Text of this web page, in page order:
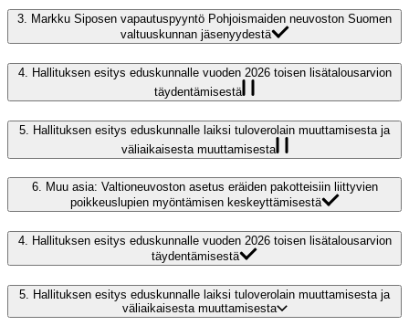
3. Markku Siposen vapautuspyyntö Pohjoismaiden neuvoston Suomen
valtuuskunnan jäsenyydestä
4.
Hallituksen esitys eduskunnalle vuoden 2026 toisen lisätalousarvion
täydentämisestä
5. Hallituksen esitys eduskunnalle laiksi tuloverolain muuttamisesta ja
väliaikaisesta muuttamisesta
6. Muu asia: Valtioneuvoston asetus eräiden pakotteisiin liittyvien
poikkeuslupien myöntämisen keskeyttämisestä
4. Hallituksen esitys eduskunnalle vuoden 2026 toisen lisätalousarvion
täydentämisestä
5.
Hallituksen esitys eduskunnalle laiksi tuloverolain muuttamisesta ja
väliaikaisesta muuttamisesta